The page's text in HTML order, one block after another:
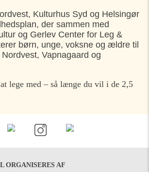
Helsingør
Kulturhus Syd og Helsingør
der sammen med
og Gerlev Center for Leg &
børn, unge, voksne og ældre til
Vapnagaard og
lege med – så længe du vil i de 2,5
ORGANISERES AF